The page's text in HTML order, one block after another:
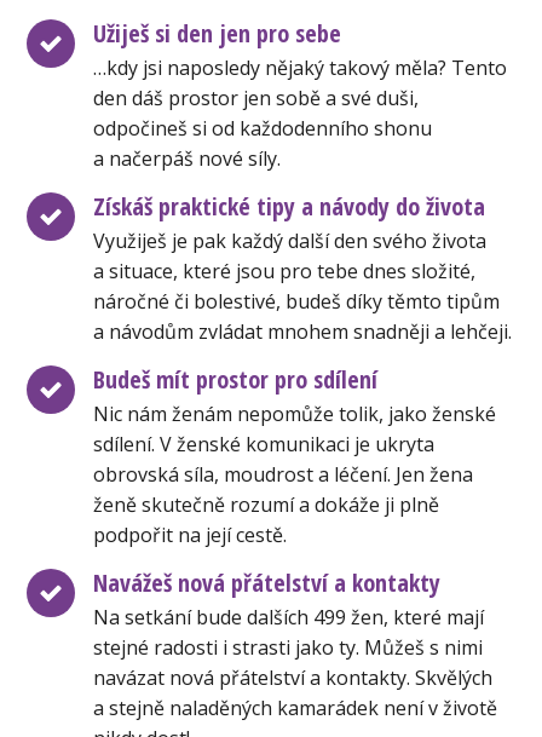
Užiješ si den jen pro sebe
…kdy jsi naposledy nějaký takový měla? Tento
den dáš prostor jen sobě a své duši,
odpočineš si od každodenního shonu
a načerpáš nové síly.
Získáš praktické tipy a návody do života
Využiješ je pak každý další den svého života
a situace, které jsou pro tebe dnes složité,
náročné či bolestivé, budeš díky těmto tipům
a návodům zvládat mnohem snadněji a lehčeji.
Budeš mít prostor pro sdílení
Nic nám ženám nepomůže tolik, jako ženské
sdílení. V ženské komunikaci je ukryta
obrovská síla, moudrost a léčení. Jen žena
ženě skutečně rozumí a dokáže ji plně
podpořit na její cestě.
Navážeš nová přátelství a kontakty
Na setkání bude dalších 499 žen, které mají
stejné radosti i strasti jako ty. Můžeš s nimi
navázat nová přátelství a kontakty. Skvělých
a stejně naladěných kamarádek není v životě